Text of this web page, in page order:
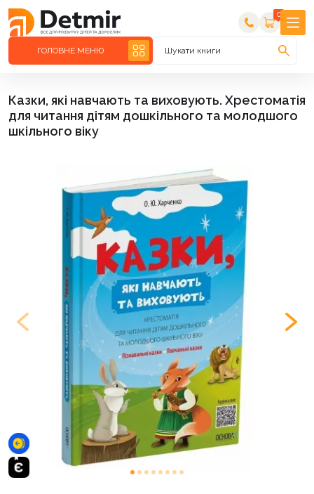
0
ГОЛОВНЕ МЕНЮ Шукати книги
Казки, які навчають та виховують. Хрестоматія
для читання дітям дошкільного та молодшого
шкільного віку